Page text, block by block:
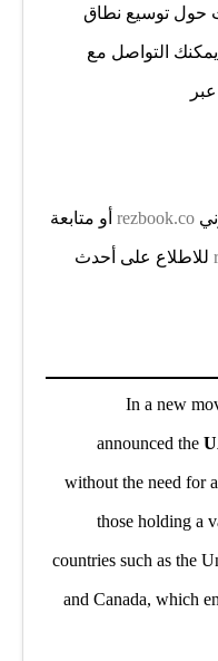
حول توسيع نطاق
يمكنك التواصل مع
rezbook.co أو متابعة
للاطلاع على أحدث
In a new
announced the
without the need for
those holding a
countries such as the
and Canada, which